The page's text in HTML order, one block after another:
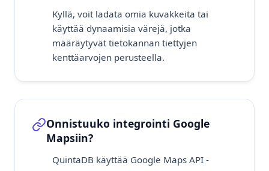
Kyllä, voit ladata omia kuvakkeita tai
käyttää dynaamisia värejä, jotka
määräytyvät tietokannan tiettyjen
kenttäarvojen perusteella.
Onnistuuko integrointi Google
Mapsiin?
QuintaDB käyttää Google Maps API -